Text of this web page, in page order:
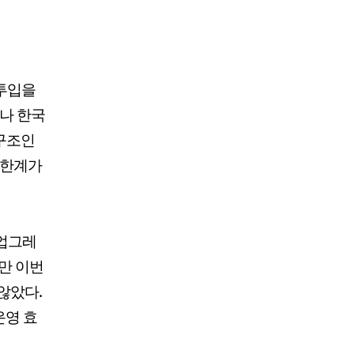
입을
한국
조인
계가
그레
이번
았다.
영 효